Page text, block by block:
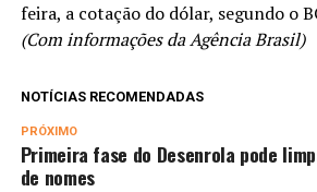
feira, a cotação do dólar, segundo o
(Com informações da Agência Brasil)
NOTÍCIAS RECOMENDADAS
PRÓXIMO
Primeira fase do Desenrola pode
de nomes